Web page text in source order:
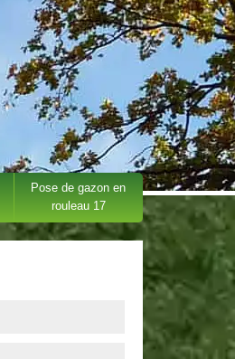
Pose de gazon en
rouleau 17